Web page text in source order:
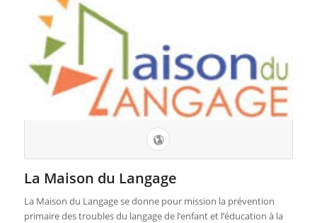
La Maison du Langage
La Maison du Langage se donne pour mission la prévention
primaire des troubles du langage de l‘enfant et l’éducation à la